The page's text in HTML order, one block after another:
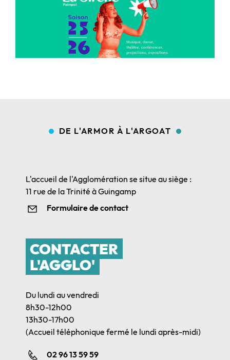
DE L'ARMOR À L'ARGOAT
L'accueil de l'Agglomération se situe au siège :
11 rue de la Trinité à Guingamp
Formulaire de contact
CONTACTER
L'AGGLO'
Du lundi au vendredi
8h30-12h00
13h30-17h00
(Accueil téléphonique fermé le lundi après-midi)
02 96 13 59 59